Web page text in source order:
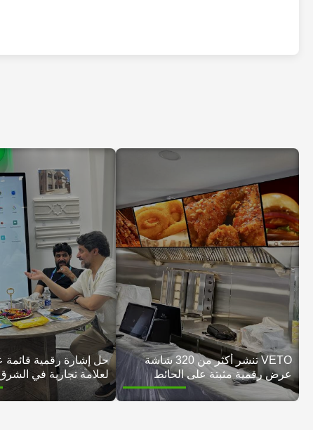
VETO تنشر أكثر من 320 شاشة
عرض رقمية مثبتة على الحائط
لسلسلة بيع الإلكترونيات الرائدة في
الإمارات العربية المتحدة
حل إشارة رقمية قائمة
لعلامة تجارية في